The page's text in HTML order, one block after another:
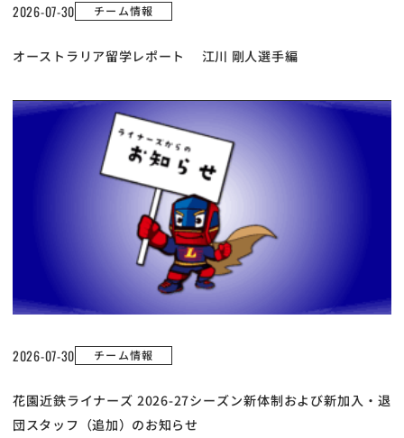
2026-07-30 チーム情報
オーストラリア留学レポート 江川 剛人選手編
2026-07-30 チーム情報
花園近鉄ライナーズ 2026-27シーズン新体制および新加入・退
団スタッフ（追加）のお知らせ